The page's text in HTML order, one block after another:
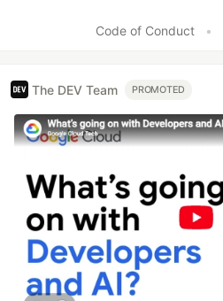
Code of Conduct •
The DEV Team PROMOTED